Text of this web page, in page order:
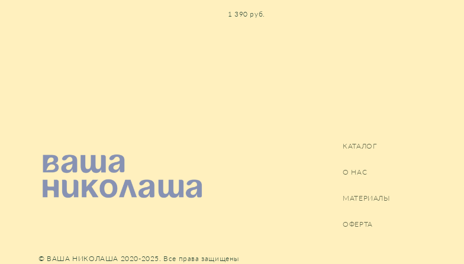
1 390 pуб.
© ВАША НИКОЛАША 2020-2025. Все права защищены
КАТАЛОГ
О НАС
МАТЕРИАЛЫ
ОФЕРТА